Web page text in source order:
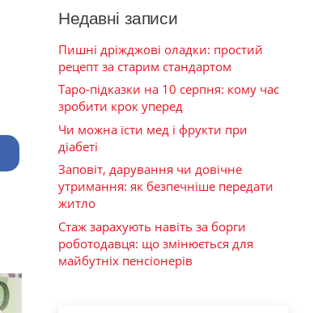
Недавні записи
Пишні дріжджові оладки: простий
рецепт за старим стандартом
Таро-підказки на 10 серпня: кому час
зробити крок уперед
Чи можна їсти мед і фрукти при
діабеті
Заповіт, дарування чи довічне
утримання: як безпечніше передати
житло
Стаж зарахують навіть за борги
роботодавця: що змінюється для
майбутніх пенсіонерів